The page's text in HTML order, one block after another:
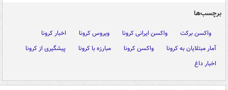
برچسب‌ها
واکسن برکت واکسن ایرانی کرونا ویروس کرونا
اخبار کرونا
آمار مبتلایان به کرونا
واکسن کرونا مبارزه با کرونا
پیشگیری از کرونا
اخبار داغ